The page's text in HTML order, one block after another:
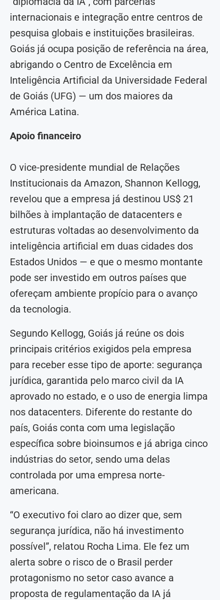
internacionais e integração entre centros de
pesquisa globais e instituições brasileiras.
Goiás já ocupa posição de referência na área,
abrigando o Centro de Excelência em
Inteligência Artificial da Universidade Federal
de Goiás (UFG) — um dos maiores da
América Latina.
Apoio financeiro
O vice-presidente mundial de Relações
Institucionais da Amazon, Shannon Kellogg,
revelou que a empresa já destinou US$ 21
bilhões à implantação de datacenters e
estruturas voltadas ao desenvolvimento da
inteligência artificial em duas cidades dos
Estados Unidos — e que o mesmo montante
pode ser investido em outros países que
ofereçam ambiente propício para o avanço
da tecnologia.
Segundo Kellogg, Goiás já reúne os dois
principais critérios exigidos pela empresa
para receber esse tipo de aporte: segurança
jurídica, garantida pelo marco civil da IA
aprovado no estado, e o uso de energia limpa
nos datacenters. Diferente do restante do
país, Goiás conta com uma legislação
específica sobre bioinsumos e já abriga cinco
indústrias do setor, sendo uma delas
controlada por uma empresa norte-
americana.
“O executivo foi claro ao dizer que, sem
segurança jurídica, não há investimento
possível”, relatou Rocha Lima. Ele fez um
alerta sobre o risco de o Brasil perder
protagonismo no setor caso avance a
proposta de regulamentação da IA já